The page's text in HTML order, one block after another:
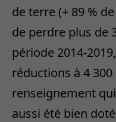
de terre (+ 89 %
de perdre plus de
période 2014-
réductions à 4
renseignement
aussi été bien